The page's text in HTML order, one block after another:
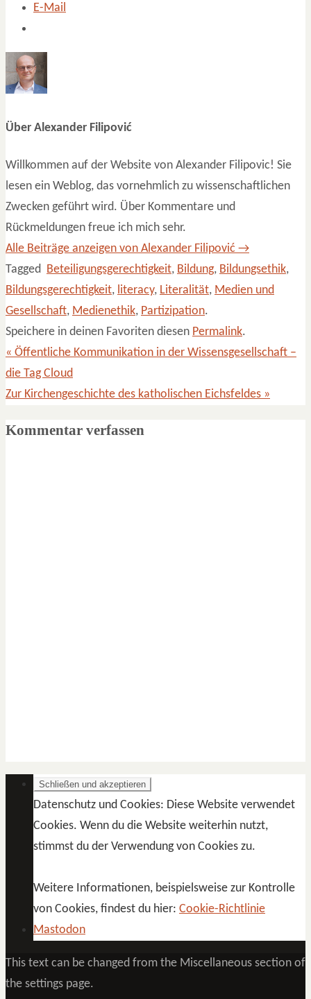
E-Mail
Über Alexander Filipović
Willkommen auf der Website von Alexander Filipovic! Sie
lesen ein Weblog, das vornehmlich zu wissenschaftlichen
Zwecken geführt wird. Über Kommentare und
Rückmeldungen freue ich mich sehr.
Alle Beiträge anzeigen von Alexander Filipović →
Tagged
Beteiligungsgerechtigkeit, Bildung, Bildungsethik,
Bildungsgerechtigkeit, literacy, Literalität, Medien und
Gesellschaft, Medienethik, Partizipation.
Speichere in deinen Favoriten diesen Permalink.
« Öffentliche Kommunikation in der Wissensgesellschaft –
die Tag Cloud
Zur Kirchengeschichte des katholischen Eichsfeldes »
Kommentar verfassen
Datenschutz und Cookies: Diese Website verwendet
Cookies. Wenn du die Website weiterhin nutzt,
stimmst du der Verwendung von Cookies zu.
Weitere Informationen, beispielsweise zur Kontrolle
von Cookies, findest du hier: Cookie-Richtlinie
Mastodon
This text can be changed from the Miscellaneous section of
the settings page.